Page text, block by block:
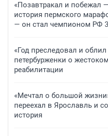
«Позавтракал и побежал
история пермского
— он стал чемпионом РФ
«Год преследовал и
петербурженки о
реабилитации
«Мечтал о большой
переехал в Ярославль и
история